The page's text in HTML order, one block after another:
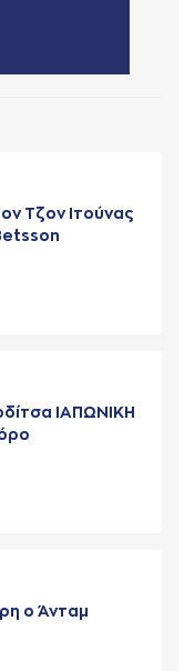
Τζον Ιτούνας
ΙΑΠΩΝΙΚΗ
ο Άνταμ